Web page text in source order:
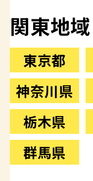
関東地域
東京都
神奈川県
栃木県
群馬県